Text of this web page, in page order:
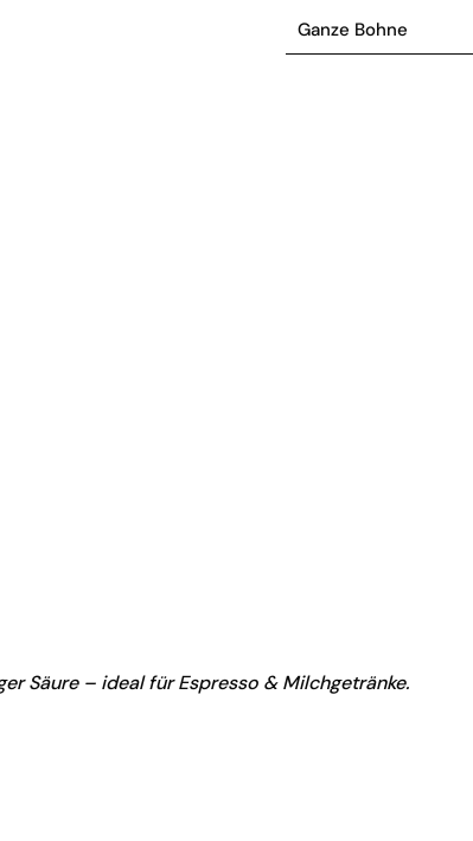
Säure – ideal für Espresso & Milchgetränke.